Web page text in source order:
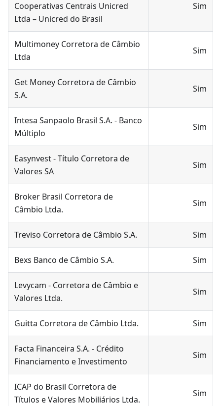
Cooperativas Centrais Unicred
Ltda – Unicred do Brasil
Sim
Multimoney Corretora de Câmbio
Ltda
Sim
Get Money Corretora de Câmbio
S.A.
Sim
Intesa Sanpaolo Brasil S.A. - Banco
Múltiplo
Sim
Easynvest - Título Corretora de
Valores SA
Sim
Broker Brasil Corretora de
Câmbio Ltda.
Sim
Treviso Corretora de Câmbio S.A. Sim
Bexs Banco de Câmbio S.A. Sim
Levycam - Corretora de Câmbio e
Valores Ltda.
Sim
Guitta Corretora de Câmbio Ltda. Sim
Facta Financeira S.A. - Crédito
Financiamento e Investimento
Sim
ICAP do Brasil Corretora de
Títulos e Valores Mobiliários Ltda.
Sim